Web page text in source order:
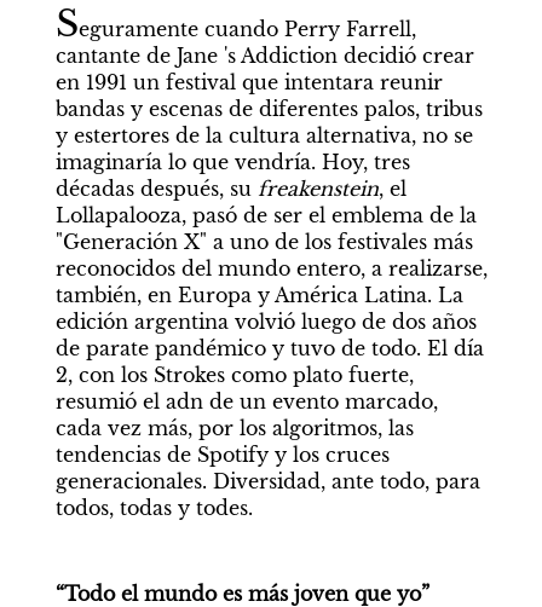
Seguramente cuando Perry Farrell,
cantante de Jane 's Addiction decidió crear
en 1991 un festival que intentara reunir
bandas y escenas de diferentes palos, tribus
y estertores de la cultura alternativa, no se
imaginaría lo que vendría. Hoy, tres
décadas después, su freakenstein, el
Lollapalooza, pasó de ser el emblema de la
"Generación X" a uno de los festivales más
reconocidos del mundo entero, a realizarse,
también, en Europa y América Latina. La
edición argentina volvió luego de dos años
de parate pandémico y tuvo de todo. El día
2, con los Strokes como plato fuerte,
resumió el adn de un evento marcado,
cada vez más, por los algoritmos, las
tendencias de Spotify y los cruces
generacionales. Diversidad, ante todo, para
todos, todas y todes.
“Todo el mundo es más joven que yo”